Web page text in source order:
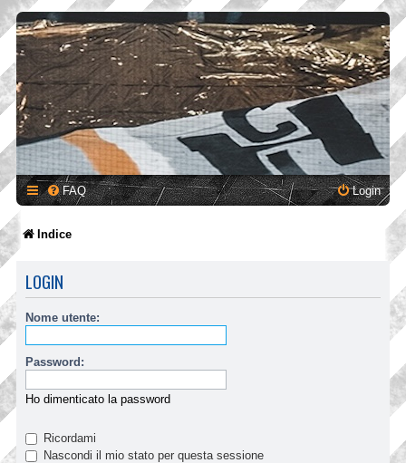
FAQ Login
Indice
LOGIN
Nome utente:
Password:
Ho dimenticato la password
Ricordami
Nascondi il mio stato per questa sessione